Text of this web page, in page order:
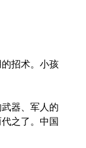
招术。小孩
器、军人的
之了。中国